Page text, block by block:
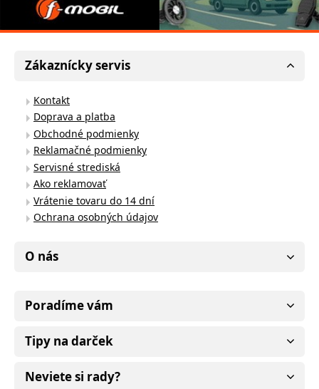
Zákaznícky servis
Kontakt
Doprava a platba
Obchodné podmienky
Reklamačné podmienky
Servisné strediská
Ako reklamovať
Vrátenie tovaru do 14 dní
Ochrana osobných údajov
O nás
Poradíme vám
Tipy na darček
Neviete si rady?